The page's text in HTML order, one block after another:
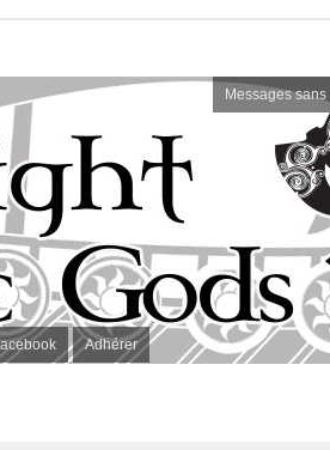
Messages
Adhérer